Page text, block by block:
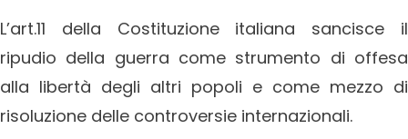
L’art.11 della Costituzione italiana sancisce il
ripudio della guerra come strumento di offesa
alla libertà degli altri popoli e come mezzo di
risoluzione delle controversie internazionali.